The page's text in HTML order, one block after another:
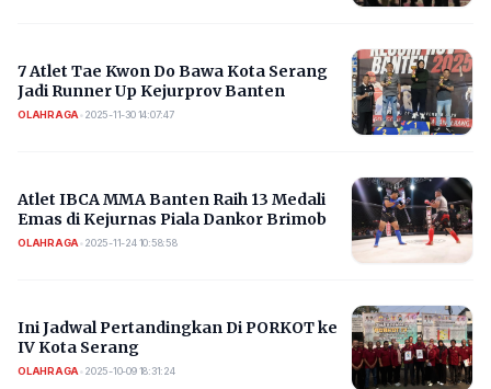
7 Atlet Tae Kwon Do Bawa Kota Serang
Jadi Runner Up Kejurprov Banten
OLAHRAGA• 2025-11-30 14:07:47
Atlet IBCA MMA Banten Raih 13 Medali
Emas di Kejurnas Piala Dankor Brimob
OLAHRAGA• 2025-11-24 10:58:58
Ini Jadwal Pertandingkan Di PORKOT ke
IV Kota Serang
OLAHRAGA• 2025-10-09 18:31:24